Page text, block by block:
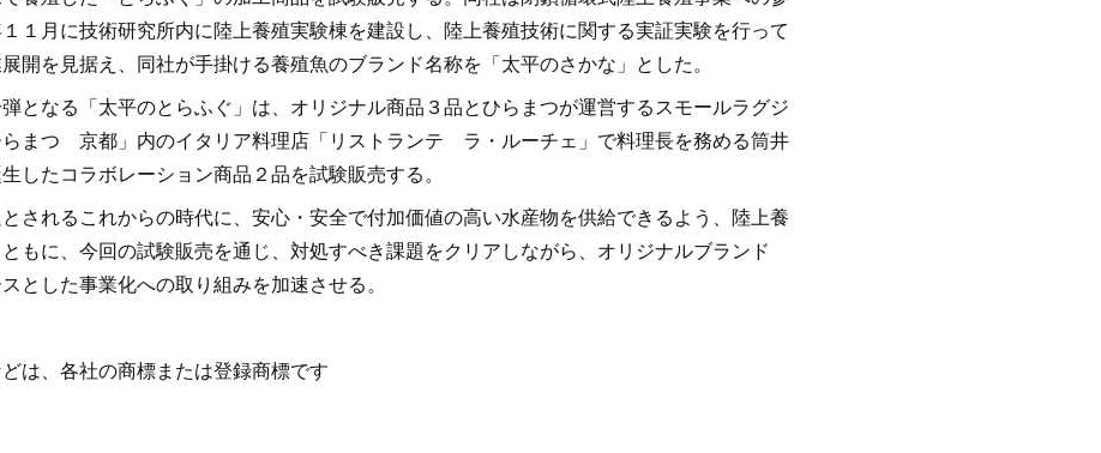
１月に技術研究所内に陸上養殖実験棟を建設し、陸上養殖技術に関する実証実験を行って
開を見据え、同社が手掛ける養殖魚のブランド名称を「太平のさかな」とした。
弾となる「太平のとらふぐ」は、オリジナル商品３品とひらまつが運営するスモールラグジ
らまつ 京都」内のイタリア料理店「リストランテ ラ・ルーチェ」で料理長を務める筒井
したコラボレーション商品２品を試験販売する。
されるこれからの時代に、安心・安全で付加価値の高い水産物を供給できるよう、陸上養
もに、今回の試験販売を通じ、対処すべき課題をクリアしながら、オリジナルブランド
とした事業化への取り組みを加速させる。
は、各社の商標または登録商標です